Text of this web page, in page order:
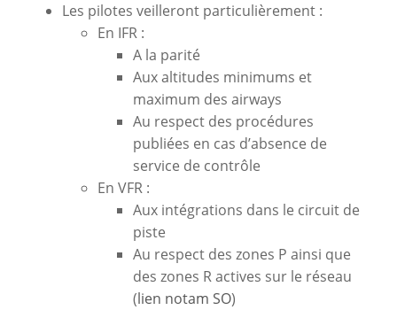
Les pilotes veilleront particulièrement :
En IFR :
A la parité
Aux altitudes minimums et
maximum des airways
Au respect des procédures
publiées en cas d’absence de
service de contrôle
En VFR :
Aux intégrations dans le circuit de
piste
Au respect des zones P ainsi que
des zones R actives sur le réseau
(lien notam SO)